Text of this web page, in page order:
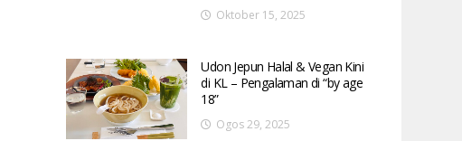
Oktober 15, 2025
Udon Jepun Halal & Vegan Kini
di KL – Pengalaman di “by age
18”
Ogos 29, 2025